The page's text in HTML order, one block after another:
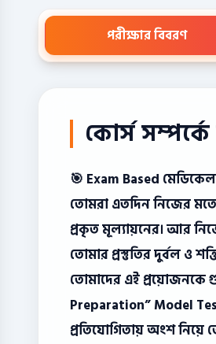
পরীক্ষার বিবরণ
কোর্স সম্পর্কে
🎯 Exam Based
তোমরা এতদিন নিজের মতো
প্রকৃত মূল্যায়নের। আর
তোমার প্রস্তুতির দুর্বল ও
তোমাদের এই প্রয়োজনকে
Preparation” Model
প্রতিযোগিতায় অংশ নিয়ে